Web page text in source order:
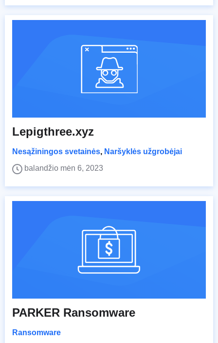
Lepigthree.xyz
Nesąžiningos svetainės, Naršyklės užgrobėjai
balandžio mėn 6, 2023
PARKER Ransomware
Ransomware